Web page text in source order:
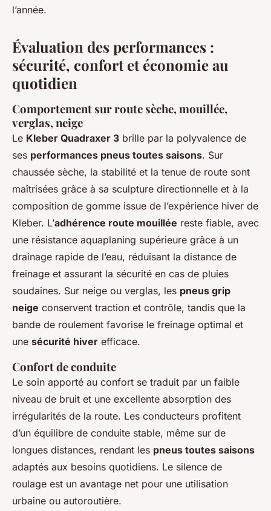
l’année.
Évaluation des performances :
sécurité, confort et économie au
quotidien
Comportement sur route sèche, mouillée,
verglas, neige
Le Kleber Quadraxer 3 brille par la polyvalence de
ses performances pneus toutes saisons. Sur
chaussée sèche, la stabilité et la tenue de route sont
maîtrisées grâce à sa sculpture directionnelle et à la
composition de gomme issue de l’expérience hiver de
Kleber. L’adhérence route mouillée reste fiable, avec
une résistance aquaplaning supérieure grâce à un
drainage rapide de l’eau, réduisant la distance de
freinage et assurant la sécurité en cas de pluies
soudaines. Sur neige ou verglas, les pneus grip
neige conservent traction et contrôle, tandis que la
bande de roulement favorise le freinage optimal et
une sécurité hiver efficace.
Confort de conduite
Le soin apporté au confort se traduit par un faible
niveau de bruit et une excellente absorption des
irrégularités de la route. Les conducteurs profitent
d’un équilibre de conduite stable, même sur de
longues distances, rendant les pneus toutes saisons
adaptés aux besoins quotidiens. Le silence de
roulage est un avantage net pour une utilisation
urbaine ou autoroutière.